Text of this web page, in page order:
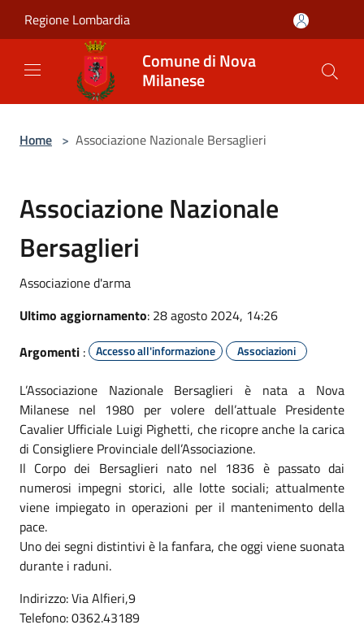
Regione Lombardia
Comune di Nova
Milanese
Home > Associazione Nazionale Bersaglieri
Associazione Nazionale
Bersaglieri
Associazione d'arma
Ultimo aggiornamento: 28 agosto 2024, 14:26
Argomenti : Accesso all'informazione Associazioni
L’Associazione Nazionale Bersaglieri è nata a Nova
Milanese nel 1980 per volere dell’attuale Presidente
Cavalier Ufficiale Luigi Pighetti, che ricopre anche la carica
di Consigliere Provinciale dell’Associazione.
Il Corpo dei Bersaglieri nato nel 1836 è passato dai
numerosi impegni storici, alle lotte sociali; attualmente
viene impiegato in operazioni per il mantenimento della
pace.
Uno dei segni distintivi è la fanfara, che oggi viene suonata
durante i raduni.
Indirizzo: Via Alfieri,9
Telefono: 0362.43189